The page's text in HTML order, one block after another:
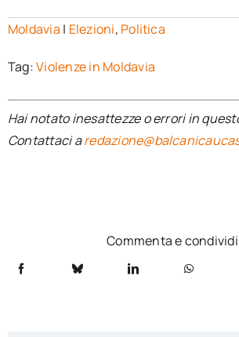
Moldavia | Elezioni, Politica
Tag:Violenze in Moldavia
Hai notato inesattezze o errori in
Contattaci a
Commenta e condividi